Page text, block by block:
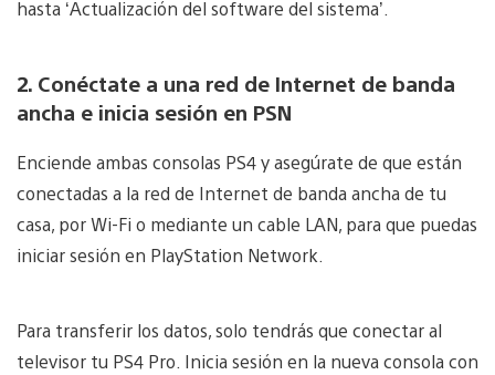
hasta ‘Actualización del software del sistema’.
2. Conéctate a una red de Internet de banda
ancha e inicia sesión en PSN
Enciende ambas consolas PS4 y asegúrate de que están
conectadas a la red de Internet de banda ancha de tu
casa, por Wi-Fi o mediante un cable LAN, para que puedas
iniciar sesión en PlayStation Network.
Para transferir los datos, solo tendrás que conectar al
televisor tu PS4 Pro. Inicia sesión en la nueva consola con